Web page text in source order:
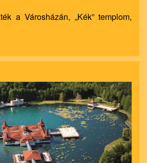
a Városházán, „Kék” templom,
nagyít